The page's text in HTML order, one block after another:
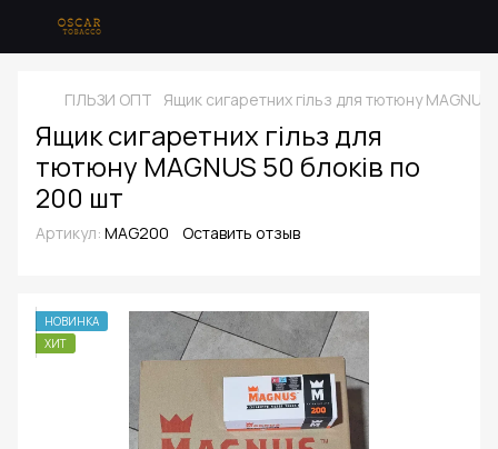
ГІЛЬЗИ ОПТ Ящик сигаретних гільз для тютюну
Ящик сигаретних гільз для
тютюну MAGNUS 50 блоків по
200 шт
Артикул: MAG200 Оставить отзыв
НОВИНКА
ХИТ